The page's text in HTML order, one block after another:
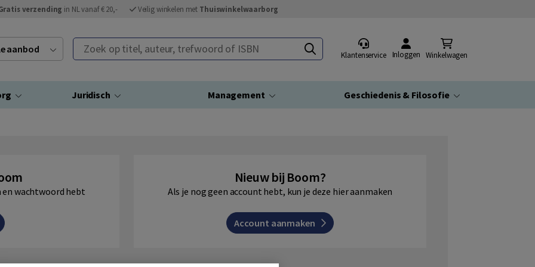
verzending in NL vanaf € 20,- Veilig winkelen met Thuiswinkelwaarborg
aanbod Zoek op titel, auteur, trefwoord of ISBN
Klantenservice Inloggen Winkelwagen
Juridisch Management Geschiedenis & Filosofie
en wachtwoord hebt
Nieuw bij Boom?
Als je nog geen account hebt, kun je deze hier aanmaken
Account aanmaken